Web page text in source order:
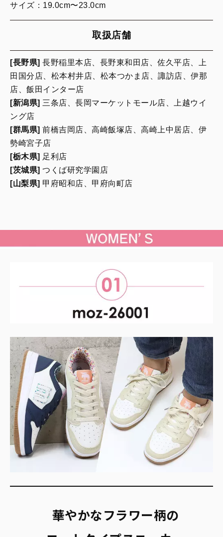
サイズ：19.0cm〜23.0cm
取扱店舗
[長野県] 長野稲里本店、長野東和田店、佐久平店、上
田国分店、松本村井店、松本つかま店、諏訪店、伊那
店、飯田インター店
[新潟県] 三条店、長岡マーケットモール店、上越ウイ
ング店
[群馬県] 前橋吉岡店、高崎飯塚店、高崎上中居店、伊
勢崎宮子店
[栃木県] 足利店
[茨城県] つくば研究学園店
[山梨県] 甲府昭和店、甲府向町店
華やかなフラワー柄の